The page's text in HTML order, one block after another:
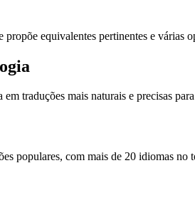
equivalentes pertinentes e várias
traduções mais naturais e precisas
com mais de 20 idiomas no